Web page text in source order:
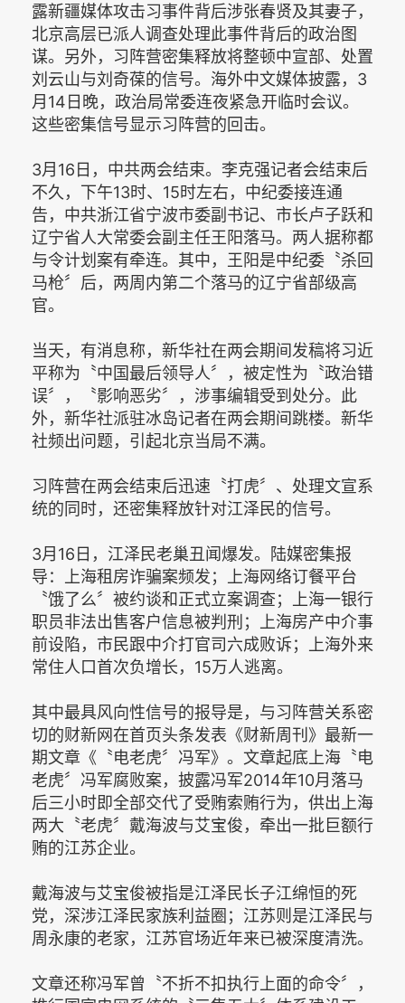
露新疆媒体攻击习事件背后涉张春贤及其妻子，
北京高层已派人调查处理此事件背后的政治图
谋。另外，习阵营密集释放将整顿中宣部、处置
刘云山与刘奇葆的信号。海外中文媒体披露，3
月14日晚，政治局常委连夜紧急开临时会议。
这些密集信号显示习阵营的回击。
3月16日，中共两会结束。李克强记者会结束后
不久，下午13时、15时左右，中纪委接连通
告，中共浙江省宁波市委副书记、市长卢子跃和
辽宁省人大常委会副主任王阳落马。两人据称都
与令计划案有牵连。其中，王阳是中纪委〝杀回
马枪〞后，两周内第二个落马的辽宁省部级高
官。
当天，有消息称，新华社在两会期间发稿将习近
平称为〝中国最后领导人〞，被定性为〝政治错
误〞，〝影响恶劣〞，涉事编辑受到处分。此
外，新华社派驻冰岛记者在两会期间跳楼。新华
社频出问题，引起北京当局不满。
习阵营在两会结束后迅速〝打虎〞、处理文宣系
统的同时，还密集释放针对江泽民的信号。
3月16日，江泽民老巢丑闻爆发。陆媒密集报
导：上海租房诈骗案频发；上海网络订餐平台
〝饿了么〞被约谈和正式立案调查；上海一银行
职员非法出售客户信息被判刑；上海房产中介事
前设陷，市民跟中介打官司六成败诉；上海外来
常住人口首次负增长，15万人逃离。
其中最具风向性信号的报导是，与习阵营关系密
切的财新网在首页头条发表《财新周刊》最新一
期文章《〝电老虎〞冯军》。文章起底上海〝电
老虎〞冯军腐败案，披露冯军2014年10月落马
后三小时即全部交代了受贿索贿行为，供出上海
两大〝老虎〞戴海波与艾宝俊，牵出一批巨额行
贿的江苏企业。
戴海波与艾宝俊被指是江泽民长子江绵恒的死
党，深涉江泽民家族利益圈；江苏则是江泽民与
周永康的老家，江苏官场近年来已被深度清洗。
文章还称冯军曾〝不折不扣执行上面的命令〞，